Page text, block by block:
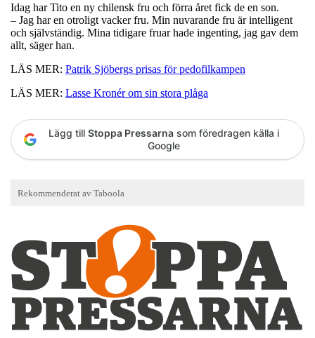
Idag har Tito en ny chilensk fru och förra året fick de en son.
– Jag har en otroligt vacker fru. Min nuvarande fru är intelligent
och självständig. Mina tidigare fruar hade ingenting, jag gav dem
allt, säger han.
LÄS MER: Patrik Sjöbergs prisas för pedofilkampen
LÄS MER: Lasse Kronér om sin stora plåga
Lägg till Stoppa Pressarna som föredragen källa i
Google